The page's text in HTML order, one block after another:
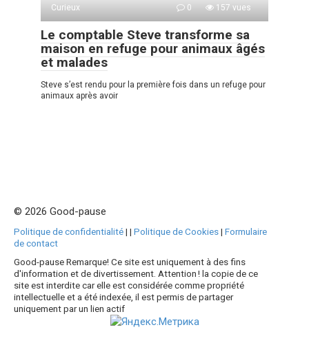
Curieux
0 157 vues
Le comptable Steve transforme sa
maison en refuge pour animaux âgés
et malades
Steve s’est rendu pour la première fois dans un refuge pour
animaux après avoir
© 2026 Good-pause
Politique de confidentialité| | Politique de Cookies| Formulaire
de contact
Good-pause Remarque! Ce site est uniquement à des fins
d'information et de divertissement. Attention ! la copie de ce
site est interdite car elle est considérée comme propriété
intellectuelle et a été indexée, il est permis de partager
uniquement par un lien actif